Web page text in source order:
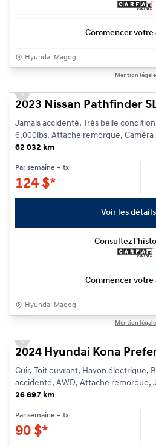
Commencer votre
Hyundai Magog
Mention légale
Previous slide
2023 Nissan Pathfinder
Jamais accidenté, Très belle
6,000lbs, Attache remorque, Caméra
62 032 km
Par semaine + tx
124 $*
Voir les détails
Consultez
Commencer votre
Hyundai Magog
Mention légale
Previous slide
2024 Hyundai Kona
Cuir, Toit ouvrant, Hayon électrique,
accidenté, AWD, Attache remorque,
26 697 km
Par semaine + tx
90 $*